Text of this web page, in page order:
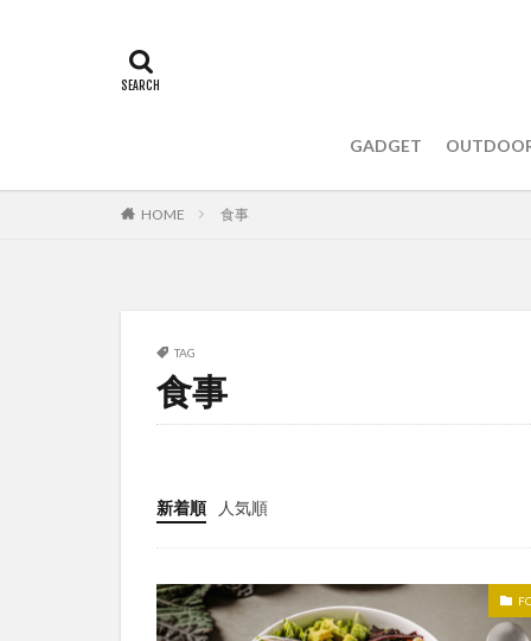
GADGET
HOME 食事
TAG
食事
新着順 人気順